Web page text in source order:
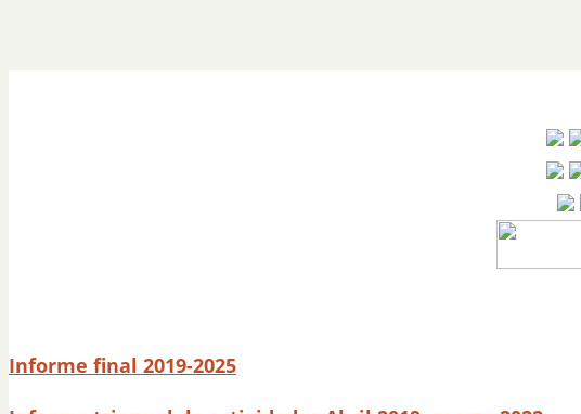
Informe final 2019-2025